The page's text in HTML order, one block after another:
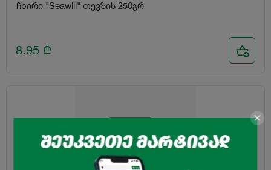
ჩხირი "Seawill" თევზის 250გრ
8.95 ₾